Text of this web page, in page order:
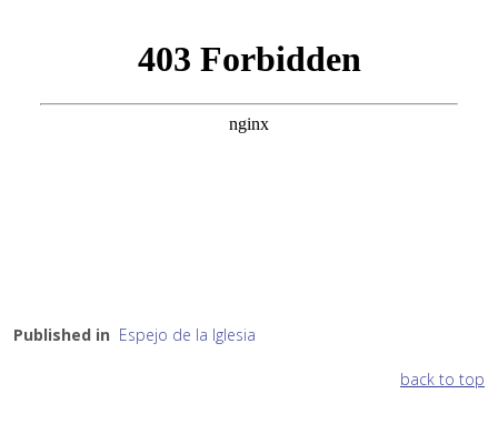
Published in Espejo de la Iglesia
back to top